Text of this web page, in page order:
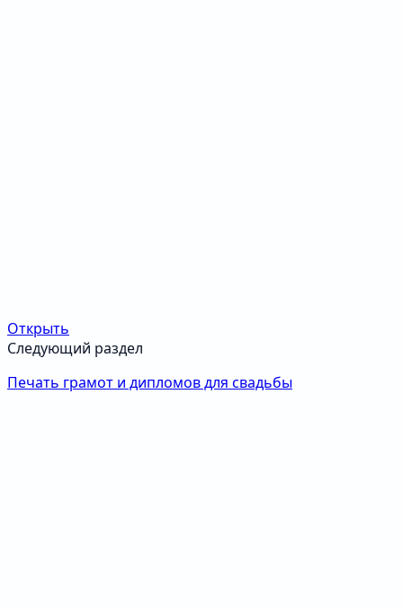
Открыть
Следующий раздел
Печать грамот и дипломов для свадьбы